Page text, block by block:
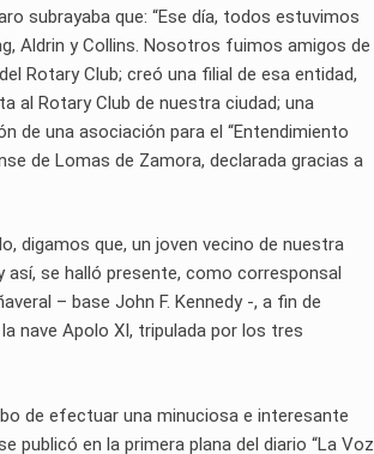
subrayaba que: “Ese día, todos estuvimos
Aldrin y Collins. Nosotros fuimos amigos de
Rotary Club; creó una filial de esa entidad,
al Rotary Club de nuestra ciudad; una
de una asociación para el “Entendimiento
de Lomas de Zamora, declarada gracias a
digamos que, un joven vecino de nuestra
se halló presente, como corresponsal
– base John F. Kennedy -, a fin de
nave Apolo XI, tripulada por los tres
de efectuar una minuciosa e interesante
publicó en la primera plana del diario “La Voz